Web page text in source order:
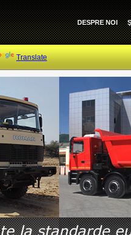
DESPRE NOI
Translate